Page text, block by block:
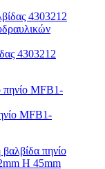
4303212
MFB1-